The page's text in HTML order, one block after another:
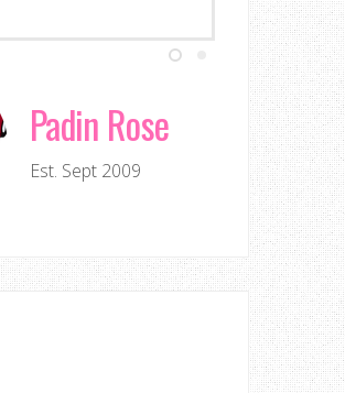
Padin Rose
Est. Sept 2009